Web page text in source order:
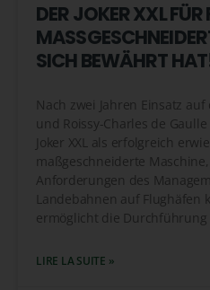
DER JOKER XXL FÜR
ICH BEWÄHRT
Nach zwei Jahren Einsatz
und Roissy-Charles de
Joker XXL als erfolgreich
maßgeschneiderte
Anforderungen des
Landebahnen auf Flughäfen
ermöglicht die Durchführung
LIRE LA SUITE »